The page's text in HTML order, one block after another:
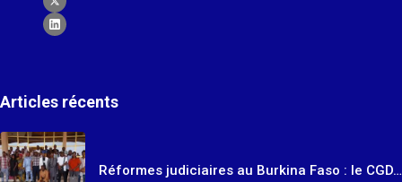
Articles récents
Réformes judiciaires au Burkina Faso : le CGD…